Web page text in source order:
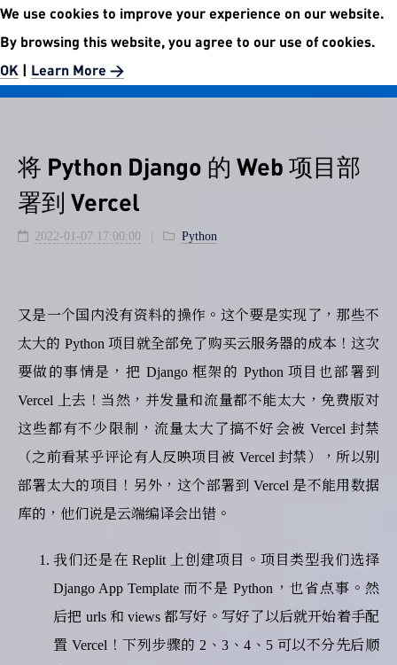
We use cookies to improve your experience on our website.
By browsing this website, you agree to our use of cookies.
OK
Learn More >
No.5972 Publishment Website
将 Python Django 的 Web 项目部
署到 Vercel
2022-01-07 17:00:00 Python
又是一个国内没有资料的操作。这个要是实现了，那些不
太大的 Python 项目就全部免了购买云服务器的成本！这次
要做的事情是，把 Django 框架的 Python 项目也部署到
Vercel 上去！当然，并发量和流量都不能太大，免费版对
这些都有不少限制，流量太大了搞不好会被 Vercel 封禁
（之前看某乎评论有人反映项目被 Vercel 封禁），所以别
部署太大的项目！另外，这个部署到 Vercel 是不能用数据
库的，他们说是云端编译会出错。
我们还是在 Replit 上创建项目。项目类型我们选择
Django App Template 而不是 Python，也省点事。然
后把 urls 和 views 都写好。写好了以后就开始着手配
置 Vercel！下列步骤的 2、3、4、5 可以不分先后顺